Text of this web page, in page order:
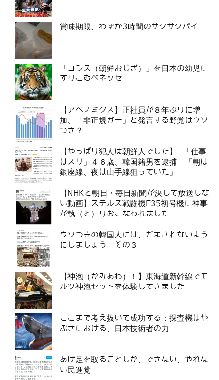
賞味期限、わずか3時間のサクサクパイ
「コンス（朝鮮おじぎ）」を日本の幼児に
すりこむベネッセ
【アベノミクス】正社員が８年ぶりに増
加、「非正規ガー」と発言する野党はウソ
つき？
【やっぱり犯人は朝鮮人でした】 「仕事
はスリ」４６歳、韓国籍男を逮捕 「朝は
銀座線、夜は山手線狙っていた」
【NHKと朝日・毎日新聞が決して放送しな
い動画】ステルス戦闘機F35初号機に神事
が執（と）りおこなわれました
ウソつきの韓国人には、だまされないよう
にしましょう その３
【神泡（かみあわ）！】東海道新幹線でモ
ルツ神泡セットを体験してきました
ここまで考え抜いて成功する：探査機はや
ぶさにおける、日本技術者の力
あげ足を取ることしか、できない、やれな
い民進党